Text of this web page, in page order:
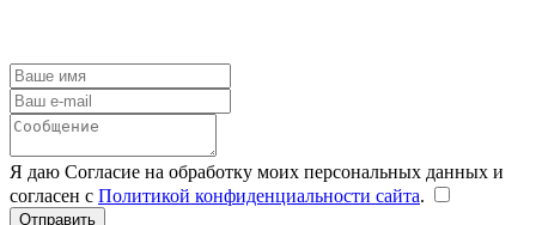
Я даю Согласие на обработку моих персональных данных и
согласен с Политикой конфиденциальности сайта.